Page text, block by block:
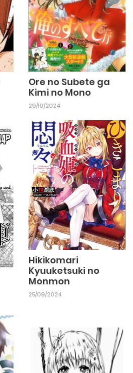
Ore no Subete ga
Kimi no Mono
29/10/2024
Hikikomari
Kyuuketsuki no
Monmon
25/09/2024